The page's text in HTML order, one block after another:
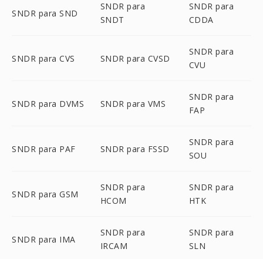
SNDR para SND
SNDR para
SNDT
SNDR para
CDDA
SNDR para CVS SNDR para CVSD
SNDR para
CVU
SNDR para DVMS SNDR para VMS
SNDR para
FAP
SNDR para PAF SNDR para FSSD
SNDR para
SOU
SNDR para GSM
SNDR para
HCOM
SNDR para
HTK
SNDR para IMA
SNDR para
IRCAM
SNDR para
SLN